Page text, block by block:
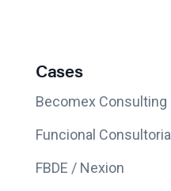
Cases
Becomex Consulting
Funcional Consultoria
FBDE / Nexion